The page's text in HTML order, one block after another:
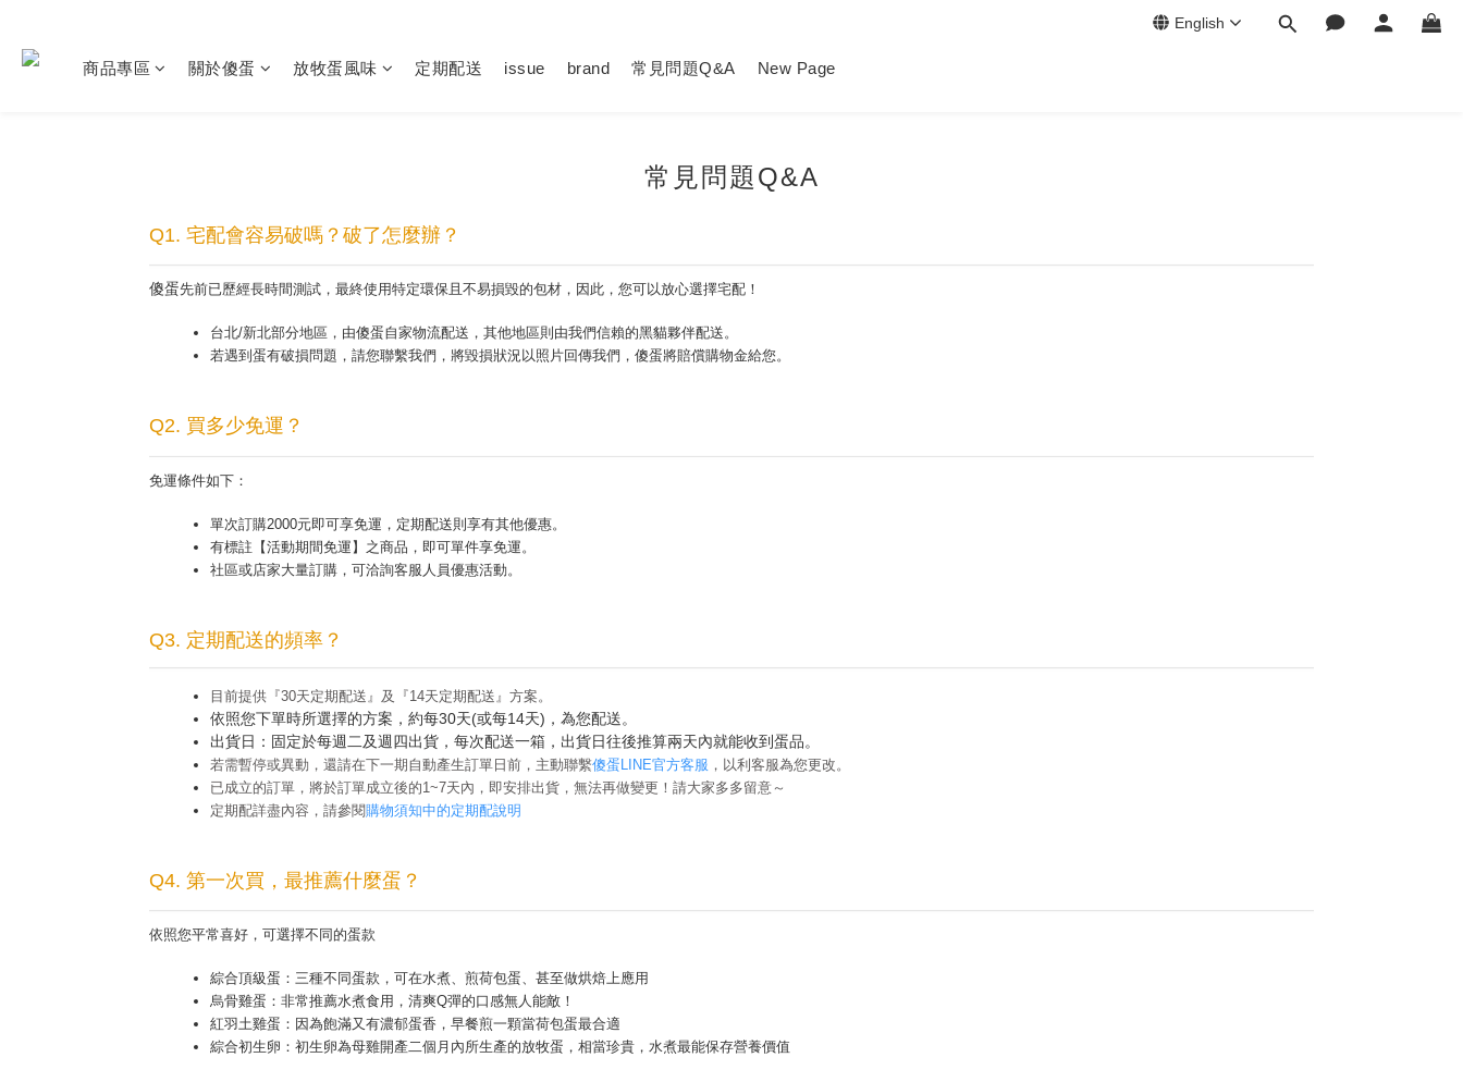
English
商品專區 關於傻蛋 放牧蛋風味 定期配送 issue brand 常見問題Q&A New Page
常見問題Q&A
Q1. 宅配會容易破嗎？破了怎麼辦？
傻蛋先前已歷經長時間測試，最終使用特定環保且不易損毀的包材，因此，您可以放心選擇宅配！
台北/新北部分地區，由傻蛋自家物流配送，其他地區則由我們信賴的黑貓夥伴配送。
若遇到蛋有破損問題，請您聯繫我們，將毀損狀況以照片回傳我們，傻蛋將賠償購物金給您。
Q2. 買多少免運？
免運條件如下：
單次訂購2000元即可享免運，定期配送則享有其他優惠。
有標註【活動期間免運】之商品，即可單件享免運。
社區或店家大量訂購，可洽詢客服人員優惠活動。
Q3. 定期配送的頻率？
目前提供『30天定期配送』及『14天定期配送』方案。
依照您下單時所選擇的方案，約每30天(或每14天)，為您配送。
出貨日：固定於每週二及週四出貨，每次配送一箱，出貨日往後推算兩天內就能收到蛋品。
若需暫停或異動，還請在下一期自動產生訂單日前，主動聯繫傻蛋 LINE官方客服 ，以利客服為您更改。
已成立的訂單，將於訂單成立後的1~7天內，即安排出貨，無法再做變更！請大家多多留意～
定期配詳盡內容，請參閱購物須知中的定期配說明
Q4. 第一次買，最推薦什麼蛋？
依照您平常喜好，可選擇不同的蛋款
綜合頂級蛋：三種不同蛋款，可在水煮、煎荷包蛋、甚至做烘焙上應用
烏骨雞蛋：非常推薦水煮食用，清爽Q彈的口感無人能敵！
紅羽土雞蛋：因為飽滿又有濃郁蛋香，早餐煎一顆當荷包蛋最合適
綜合初生卵：初生卵為母雞開產二個月內所生產的放牧蛋，相當珍貴，水煮最能保存營養價值